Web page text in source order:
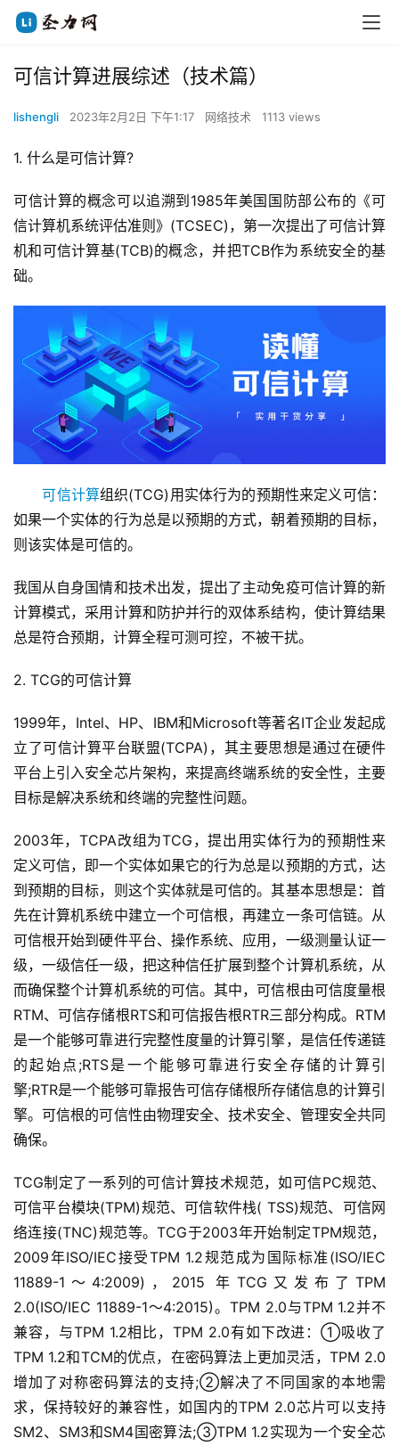
可信计算进展综述（技术篇）
lishengli 2023年2月2日 下午1:17 网络技术 1113 views
1. 什么是可信计算?
可信计算的概念可以追溯到1985年美国国防部公布的《可
信计算机系统评估准则》(TCSEC)，第一次提出了可信计算
机和可信计算基(TCB)的概念，并把TCB作为系统安全的基
础。
可信计算组织(TCG)用实体行为的预期性来定义可信：
如果一个实体的行为总是以预期的方式，朝着预期的目标，
则该实体是可信的。
我国从自身国情和技术出发，提出了主动免疫可信计算的新
计算模式，采用计算和防护并行的双体系结构，使计算结果
总是符合预期，计算全程可测可控，不被干扰。
2. TCG的可信计算
1999年，Intel、HP、IBM和Microsoft等著名IT企业发起成
立了可信计算平台联盟(TCPA)，其主要思想是通过在硬件
平台上引入安全芯片架构，来提高终端系统的安全性，主要
目标是解决系统和终端的完整性问题。
2003年，TCPA改组为TCG，提出用实体行为的预期性来
定义可信，即一个实体如果它的行为总是以预期的方式，达
到预期的目标，则这个实体就是可信的。其基本思想是：首
先在计算机系统中建立一个可信根，再建立一条可信链。从
可信根开始到硬件平台、操作系统、应用，一级测量认证一
级，一级信任一级，把这种信任扩展到整个计算机系统，从
而确保整个计算机系统的可信。其中，可信根由可信度量根
RTM、可信存储根RTS和可信报告根RTR三部分构成。RTM
是一个能够可靠进行完整性度量的计算引擎，是信任传递链
的起始点;RTS是一个能够可靠进行安全存储的计算引
擎;RTR是一个能够可靠报告可信存储根所存储信息的计算引
擎。可信根的可信性由物理安全、技术安全、管理安全共同
确保。
TCG制定了一系列的可信计算技术规范，如可信PC规范、
可信平台模块(TPM)规范、可信软件栈( TSS)规范、可信网
络连接(TNC)规范等。TCG于2003年开始制定TPM规范，
2009年ISO/IEC接受TPM 1.2规范成为国际标准(ISO/IEC
11889-1～4:2009)，2015 年TCG又发布了TPM
2.0(ISO/IEC 11889-1～4:2015)。TPM 2.0与TPM 1.2并不
兼容，与TPM 1.2相比，TPM 2.0有如下改进：①吸收了
TPM 1.2和TCM的优点，在密码算法上更加灵活，TPM 2.0
增加了对称密码算法的支持;②解决了不同国家的本地需
求，保持较好的兼容性，如国内的TPM 2.0芯片可以支持
SM2、SM3和SM4国密算法;③TPM 1.2实现为一个安全芯